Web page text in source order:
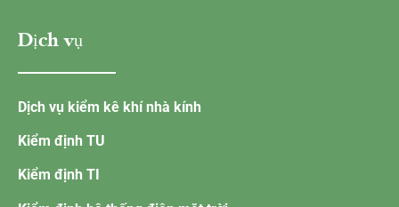
Dịch vụ
Dịch vụ kiểm kê khí nhà kính
Kiểm định TU
Kiểm định TI